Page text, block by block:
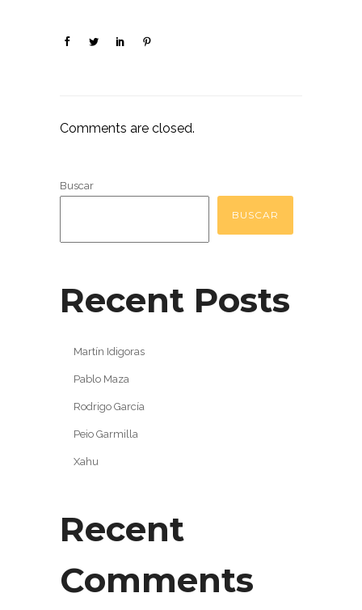
Comments are closed.
Buscar
BUSCAR
Recent Posts
Martín Idigoras
Pablo Maza
Rodrigo García
Peio Garmilla
Xahu
Recent
Comments